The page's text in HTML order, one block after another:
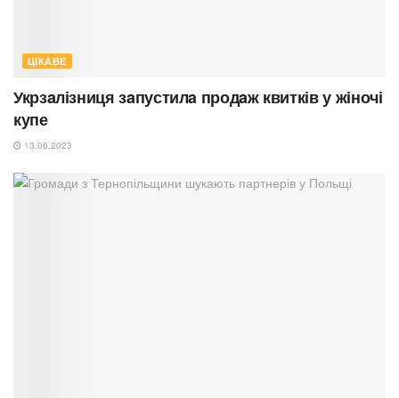
ЦІКАВЕ
Укрзaлізниця зaпустилa продaж квитків у жіночі
купе
13.06.2023